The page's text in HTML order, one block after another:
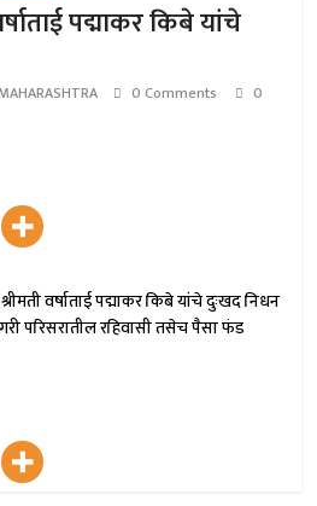
पद्माकर किबे यांचे
0 Comments
0
वर्षाताई पद्माकर किबे यांचे दुःखद निधन
परिसरातील रहिवासी तसेच पैसा फंड